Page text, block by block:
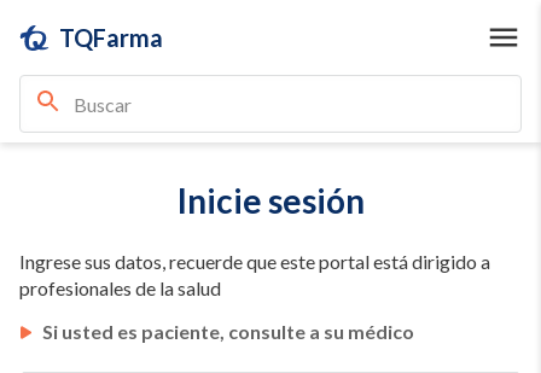
TQFarma
Inicie sesión
Ingrese sus datos, recuerde que este portal está dirigido a
profesionales de la salud
Si usted es paciente, consulte a su médico